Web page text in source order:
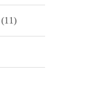
(11)